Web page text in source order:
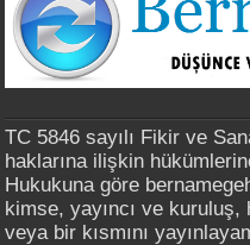
TC 5846 sayılı Fikir ve
haklarına ilişkin
Hukukuna göre
kimse, yayıncı ve kuruluş,
veya bir kısmını